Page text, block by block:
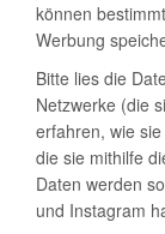
können
Werbung
Bitte lies die
Netzwerke (die
erfahren, wie
die sie mithilfe
Daten werden
und Instagram